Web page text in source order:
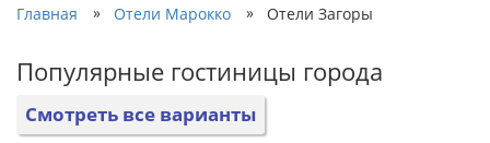
Главная » Отели Марокко » Отели Загоры
Популярные гостиницы города
Смотреть все варианты